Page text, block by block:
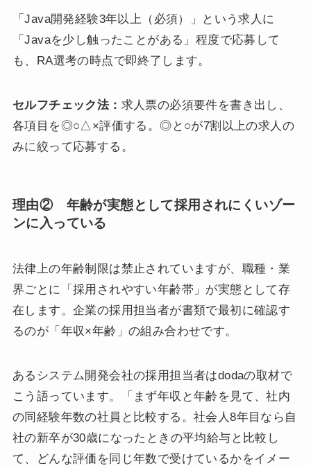
「Java開発経験3年以上（必須）」という求人に
「Javaを少し触ったことがある」程度で応募して
も、RA選考の時点で即終了します。
セルフチェック法： 求人票の必須要件を書き出し、
各項目を◎○△×評価する。◎と○が7割以上の求人の
みに絞って応募する。
理由② 年齢が実態として採用されにくいゾー
ンに入っている
法律上の年齢制限は禁止されていますが、職種・業
界ごとに「採用されやすい年齢帯」が実態として存
在します。企業の採用担当者が書類で最初に確認す
るのが「年収×年齢」の組み合わせです。
あるシステム開発会社の採用担当者はdodaの取材で
こう語っています。「まず年収と年齢を見て、社内
の同経験年数の社員と比較する。社会人8年目なら自
社の新卒が30歳になったときの平均給与と比較し
て、どんな評価を同じ年数で受けているかをイメー